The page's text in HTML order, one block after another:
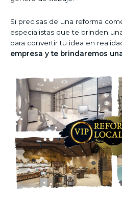
Si precisas de una reforma
especialistas que te brinden
para convertir tu idea en
empresa y te brindaremos